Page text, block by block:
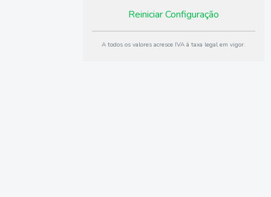
Reiniciar Configuração
A todos os valores acresce IVA à taxa legal em vigor.